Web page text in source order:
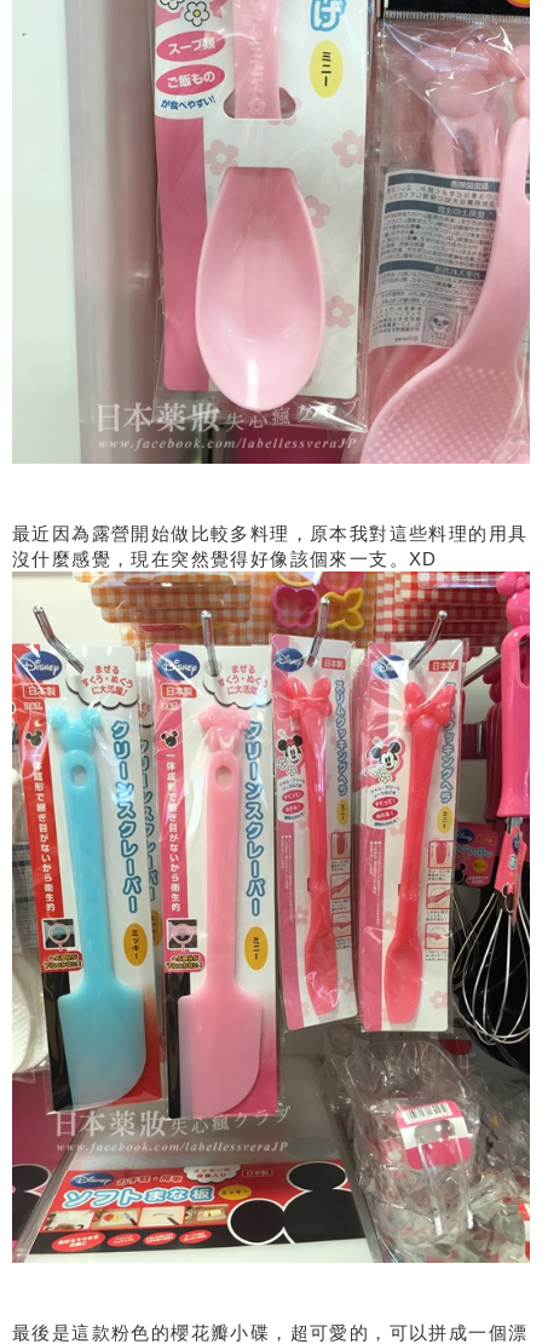
最近因為露營開始做比較多料理，原本我對這些料理的用具
沒什麼感覺，現在突然覺得好像該個來一支。XD
最後是這款粉色的櫻花瓣小碟，超可愛的，可以拼成一個漂